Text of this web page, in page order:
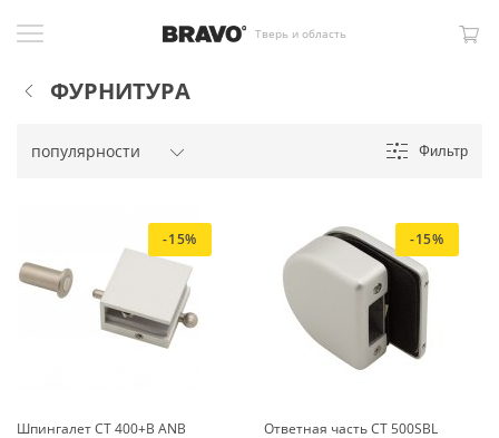
Тверь и область
ФУРНИТУРА
Фильтр
-15%
Шпингалет СТ 400+B ANB
-15%
Ответная часть СТ 500SBL